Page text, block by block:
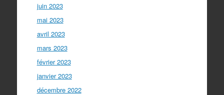
juin 2023
mai 2023
avril 2023
mars 2023
février 2023
janvier 2023
décembre 2022